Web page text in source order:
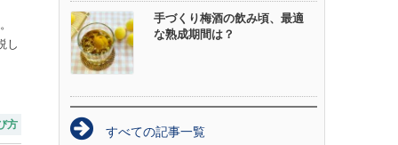
し
方
手づくり梅酒の飲み頃、最適
な熟成期間は？
すべての記事一覧